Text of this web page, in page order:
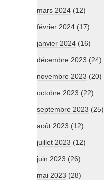
mars 2024 (12)
février 2024 (17)
janvier 2024 (16)
décembre 2023 (24)
novembre 2023 (20)
octobre 2023 (22)
septembre 2023 (25)
août 2023 (12)
juillet 2023 (12)
juin 2023 (26)
mai 2023 (28)